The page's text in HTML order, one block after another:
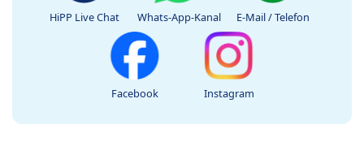
HiPP Live Chat Whats-App-Kanal E-Mail / Telefon
Facebook Instagram